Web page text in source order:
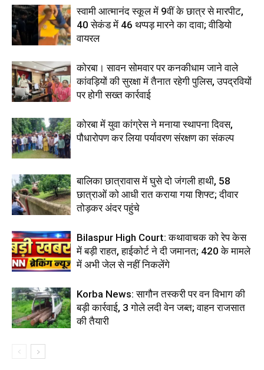
स्वामी आत्मानंद स्कूल में 9वीं के छात्र से मारपीट,
40 सेकंड में 46 थप्पड़ मारने का दावा; वीडियो
वायरल
कोरबा। सावन सोमवार पर कनकीधाम जाने वाले
कांवड़ियों की सुरक्षा में तैनात रहेगी पुलिस, उपद्रवियों
पर होगी सख्त कार्रवाई
कोरबा में युवा कांग्रेस ने मनाया स्थापना दिवस,
पौधारोपण कर लिया पर्यावरण संरक्षण का संकल्प
बालिका छात्रावास में घुसे दो जंगली हाथी, 58
छात्राओं को आधी रात कराया गया शिफ्ट; दीवार
तोड़कर अंदर पहुंचे
Bilaspur High Court: कथावाचक को रेप केस
में बड़ी राहत, हाईकोर्ट ने दी जमानत; 420 के मामले
में अभी जेल से नहीं निकलेंगे
Korba News: सागौन तस्करी पर वन विभाग की
बड़ी कार्रवाई, 3 गोले लदी वेन जब्त; वाहन राजसात
की तैयारी